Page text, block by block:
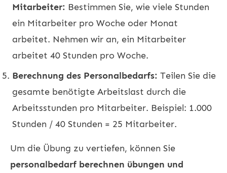
Mitarbeiter: Bestimmen Sie, wie viele Stunden
ein Mitarbeiter pro Woche oder Monat
arbeitet. Nehmen wir an, ein Mitarbeiter
arbeitet 40 Stunden pro Woche.
Berechnung des Personalbedarfs: Teilen Sie die
gesamte benötigte Arbeitslast durch die
Arbeitsstunden pro Mitarbeiter. Beispiel: 1.000
Stunden / 40 Stunden = 25 Mitarbeiter.
Um die Übung zu vertiefen, können Sie
personalbedarf berechnen übungen und